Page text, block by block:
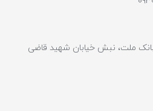
بانک ملت، نبش خیابان شهید قاضی